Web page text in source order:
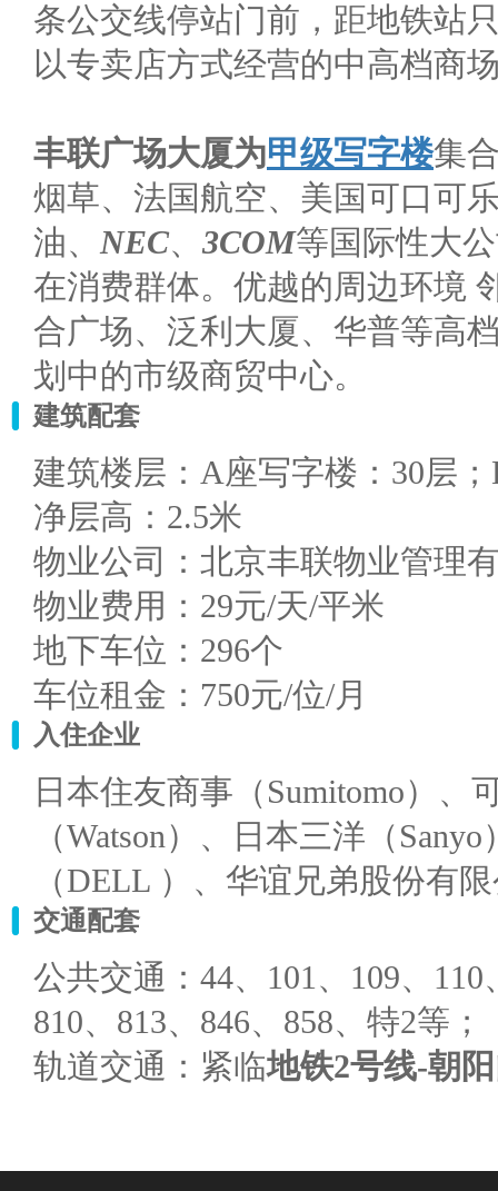
条公交线停站门前，距地铁站
以专卖店方式经营的中高档商
丰联广场大厦为甲级写字楼集
烟草、法国航空、美国可口可
油、 NEC、 3COM等国际性大
在消费群体。优越的周边环境
合广场、泛利大厦、华普等高
划中的市级商贸中心。
建筑配套
建筑楼层：A座写字楼：30层
净层高：2.5米
物业公司：北京丰联物业管理
物业费用：29元/天/平米
地下车位：296个
车位租金：750元/位/月
入住企业
日本住友商事（Sumitomo）、
（Watson）、日本三洋（
（DELL ）、华谊兄弟股份有
交通配套
公共交通：44、101、109、110
810、813、846、858、特2等；
轨道交通：紧临地铁2号线-朝